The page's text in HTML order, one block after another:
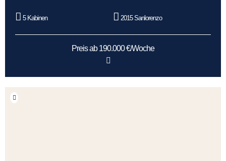
5 Kabinen 2015 Sanlorenzo
Preis ab 190.000 €/Woche